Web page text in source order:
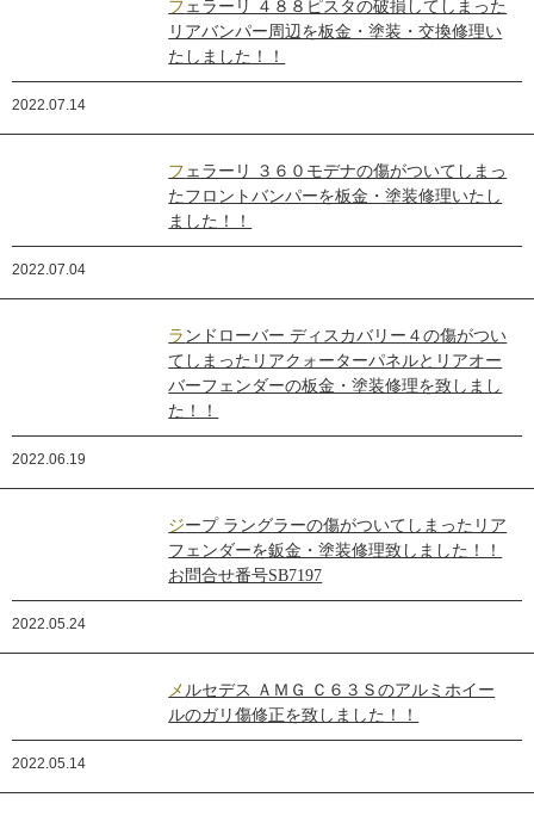
フェラーリ ４８８ピスタの破損してしまった
リアバンパー周辺を板金・塗装・交換修理い
たしました！！
2022.07.14
フェラーリ ３６０モデナの傷がついてしまっ
たフロントバンパーを板金・塗装修理いたし
ました！！
2022.07.04
ランドローバー ディスカバリー４の傷がつい
てしまったリアクォーターパネルとリアオー
バーフェンダーの板金・塗装修理を致しまし
た！！
2022.06.19
ジープ ラングラーの傷がついてしまったリア
フェンダーを鈑金・塗装修理致しました！！
お問合せ番号SB7197
2022.05.24
メルセデス ＡＭＧ Ｃ６３Ｓのアルミホイー
ルのガリ傷修正を致しました！！
2022.05.14